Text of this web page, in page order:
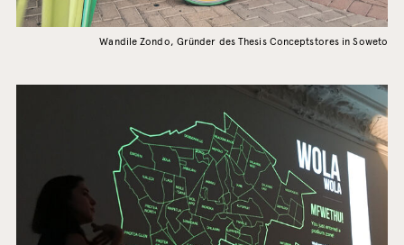
Wandile Zondo, Gründer des Thesis Conceptstores in Soweto